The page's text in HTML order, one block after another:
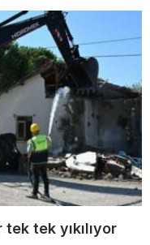
tek yıkılıyor